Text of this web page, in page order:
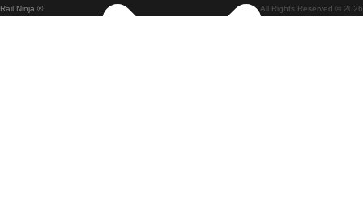
Comboios De Braga A Lisboa
Rail Ninja ® All Rights Reserved © 2026